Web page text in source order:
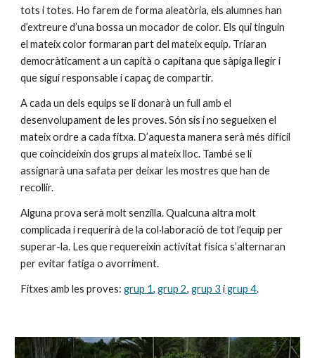
tots i totes. Ho farem de forma aleatòria, els alumnes han
d’extreure d’una bossa un mocador de color. Els qui tinguin
el mateix color formaran part del mateix equip. Triaran
democràticament a un capità o capitana que sàpiga llegir i
que sigui responsable i capaç de compartir.
A cada un dels equips se li donarà un full amb el
desenvolupament de les proves. Són sis i no segueixen el
mateix ordre a cada fitxa. D’aquesta manera serà més difícil
que coincideixin dos grups al mateix lloc. També se li
assignarà una safata per deixar les mostres que han de
recollir.
Alguna prova serà molt senzilla. Qualcuna altra molt
complicada i requerirà de la col·laboració de tot l’equip per
superar-la. Les que requereixin activitat física s’alternaran
per evitar fatiga o avorriment.
Fitxes amb les proves: grup 1, grup 2, grup 3 i grup 4.